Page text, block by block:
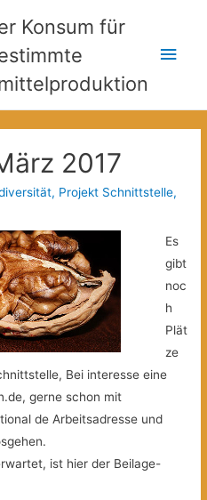
Konsum für
2017
, Projekt Schnittstelle,
Es
gibt
noc
h
Plät
ze
Bei interesse eine
gerne schon mit
de Arbeitsadresse und
ist hier der Beilage-